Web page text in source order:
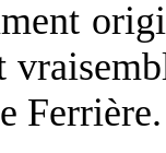
Ferrière.